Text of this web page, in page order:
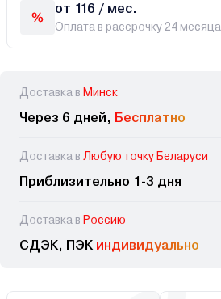
от 116 / мес.
Оплата в рассрочку 24 месяца
Доставка в Минск
Через 6 дней, Бесплатно
Доставка в Любую точку Беларуси
Приблизительно 1-3 дня
Доставка в Россию
СДЭК, ПЭК индивидуально